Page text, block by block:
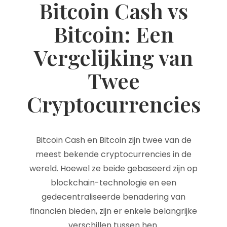
Bitcoin Cash vs
Bitcoin: Een
Vergelijking van
Twee
Cryptocurrencies
Bitcoin Cash en Bitcoin zijn twee van de
meest bekende cryptocurrencies in de
wereld. Hoewel ze beide gebaseerd zijn op
blockchain-technologie en een
gedecentraliseerde benadering van
financiën bieden, zijn er enkele belangrijke